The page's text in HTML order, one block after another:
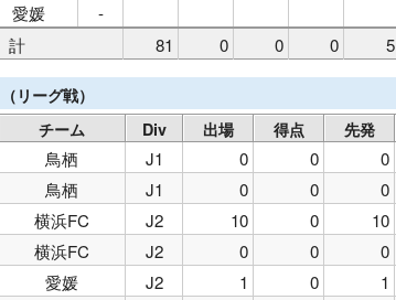
愛媛 -
計
81 0 0 0 5
（リーグ戦）
チーム Div 出場 得点 先発
鳥栖 J1 0 0 0
鳥栖 J1 0 0 0
横浜FC
J2 10 0 10
横浜FC J2 0 0 0
愛媛 J2 1 0 1